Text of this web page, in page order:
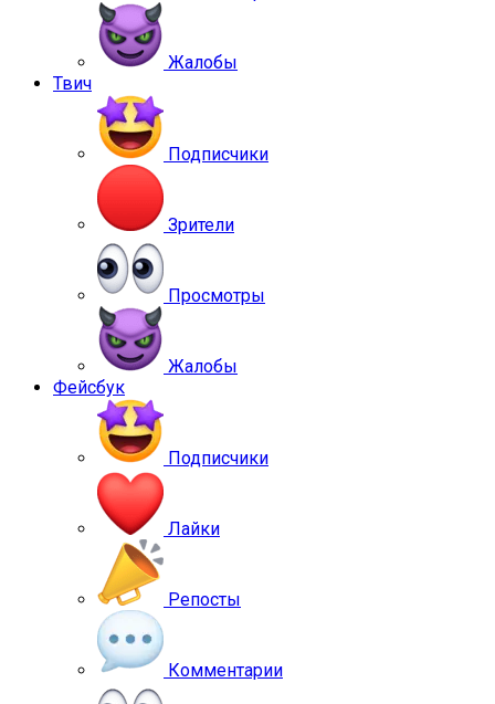
Жалобы
Твич
Подписчики
Зрители
Просмотры
Жалобы
Фейсбук
Подписчики
Лайки
Репосты
Комментарии